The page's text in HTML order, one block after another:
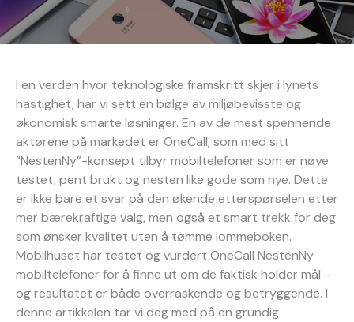
I en verden hvor teknologiske framskritt skjer i lynets
hastighet, har vi sett en bølge av miljøbevisste og
økonomisk smarte løsninger. En av de mest spennende
aktørene på markedet er OneCall, som med sitt
“NestenNy”-konsept tilbyr mobiltelefoner som er nøye
testet, pent brukt og nesten like gode som nye. Dette
er ikke bare et svar på den økende etterspørselen etter
mer bærekraftige valg, men også et smart trekk for deg
som ønsker kvalitet uten å tømme lommeboken.
Mobilhuset har testet og vurdert OneCall NestenNy
mobiltelefoner for å finne ut om de faktisk holder mål –
og resultatet er både overraskende og betryggende. I
denne artikkelen tar vi deg med på en grundig